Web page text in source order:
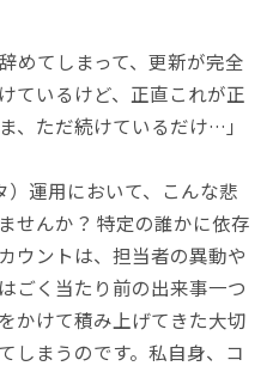
めてしまって、更新が完全
ているけど、正直これが正
、ただ続けているだけ…」
運用において、こんな悲
せんか？ 特定の誰かに依存
ウントは、担当者の異動や
ごく当たり前の出来事一つ
かけて積み上げてきた大切
しまうのです。私自身、コ